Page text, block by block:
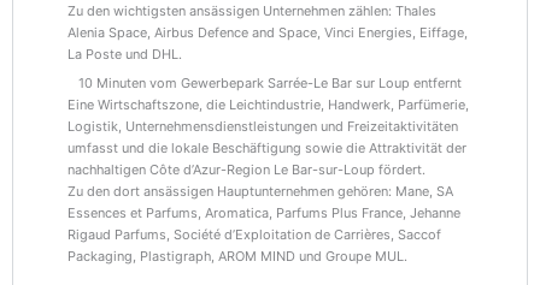
Zu den wichtigsten ansässigen Unternehmen zählen: Thales
Alenia Space, Airbus Defence and Space, Vinci Energies, Eiffage,
La Poste und DHL.
10 Minuten vom Gewerbepark Sarrée-Le Bar sur Loup entfernt
Eine Wirtschaftszone, die Leichtindustrie, Handwerk, Parfümerie,
Logistik, Unternehmensdienstleistungen und Freizeitaktivitäten
umfasst und die lokale Beschäftigung sowie die Attraktivität der
nachhaltigen Côte d’Azur-Region Le Bar-sur-Loup fördert.
Zu den dort ansässigen Hauptunternehmen gehören: Mane, SA
Essences et Parfums, Aromatica, Parfums Plus France, Jehanne
Rigaud Parfums, Société d’Exploitation de Carrières, Saccof
Packaging, Plastigraph, AROM MIND und Groupe MUL.